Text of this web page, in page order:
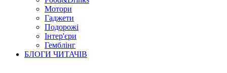
Мотори
Гаджети
Подорожі
Інтер'єри
Гемблінг
БЛОГИ ЧИТАЧІВ